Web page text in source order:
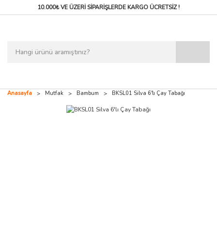
10.000₺ VE ÜZERİ SİPARİŞLERDEKARGO ÜCRETSİZ !
Anasayfa Mutfak Bambum BKSL01 Silva 6'lı Çay Tabağı